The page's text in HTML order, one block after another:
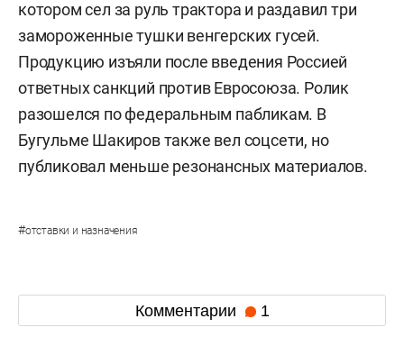
котором сел за руль трактора и раздавил три
замороженные тушки венгерских гусей.
Продукцию изъяли после введения Россией
ответных санкций против Евросоюза. Ролик
разошелся по федеральным пабликам. В
Бугульме Шакиров также вел соцсети, но
публиковал меньше резонансных материалов.
#отставки и назначения
Комментарии 1